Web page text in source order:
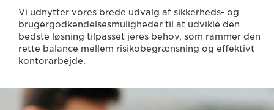
Vi udnytter vores brede udvalg af sikkerheds- og
brugergodkendelsesmuligheder til at udvikle den
bedste løsning tilpasset jeres behov, som rammer den
rette balance mellem risikobegrænsning og effektivt
kontorarbejde.